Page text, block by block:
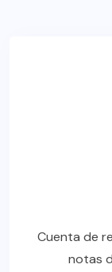
Cuenta de
notas